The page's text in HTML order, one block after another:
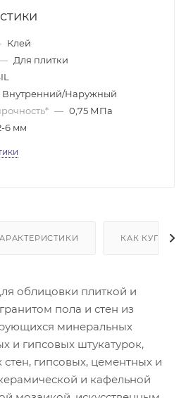
Клей
Для плитки
Внутренний/Наружный
— 0,75 МПа
6 мм
КАК КУПИТЬ
облицовки плиткой и
пола и стен из
минеральных
и гипсовых штукатурок,
гипсовых, цементных и
и кафельной